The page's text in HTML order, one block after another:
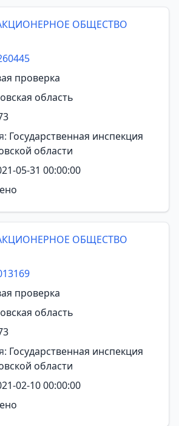
ОБЩЕСТВО
проверка
область
Государственная инспекция
области
05-31 00:00:00
ОБЩЕСТВО
проверка
область
Государственная инспекция
области
02-10 00:00:00